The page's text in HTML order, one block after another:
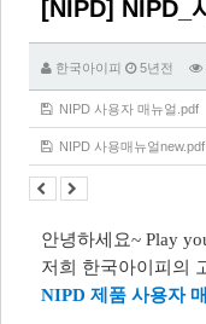
[NIPD] NIPD_
한국아이피 5년전
NIPD 사용자 매뉴얼.pdf
NIPD 사용매뉴얼new.pdf
안녕하세요~ Play
저희 한국아이피의
NIPD 제품 사용자